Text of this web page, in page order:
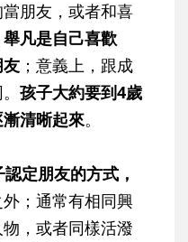
朋友，或者和喜
舉凡是自己喜歡
；意義上，跟成
孩子大約要到4歲
清晰起來。
定朋友的方式，
外；通常有相同興
，或者同樣活潑